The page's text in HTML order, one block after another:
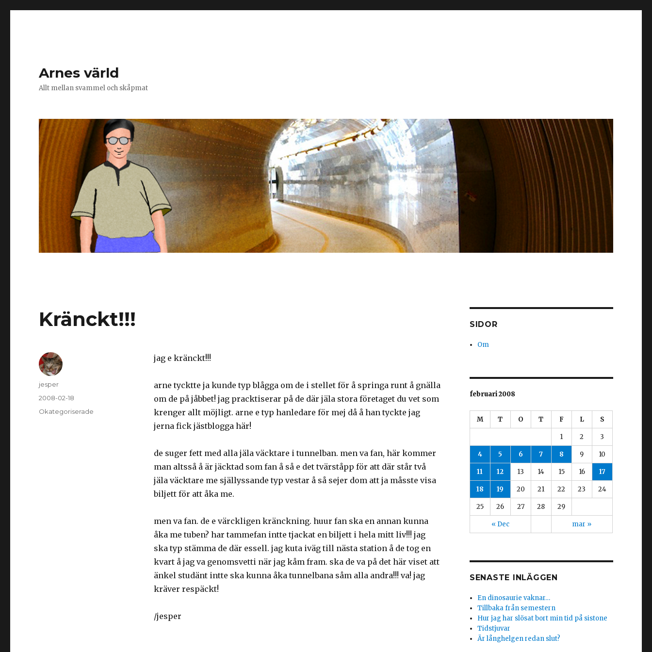
Arnes värld
Allt mellan svammel och skåpmat
Kränckt!!!
jag e kränckt!!!
arne tycktte ja kunde typ blågga om de i stellet för å springa runt å gnälla
om de på jåbbet! jag pracktiserar på de där jäla stora företaget du vet som
krenger allt möjligt. arne e typ hanledare för mej då å han tyckte jag
jerna fick jästblogga här!
de suger fett med alla jäla väcktare i tunnelban. men va fan, här kommer
man altsså å är jäcktad som fan å så e det tvärståpp för att där står två
jäla väcktare me själlyssande typ vestar å så sejer dom att ja måsste visa
biljett för att åka me.
men va fan. de e värckligen kränckning. huur fan ska en annan kunna
åka me tuben? har tammefan intte tjackat en biljett i hela mitt liv!!! jag
ska typ stämma de där essell. jag kuta iväg till nästa station å de tog en
kvart å jag va genomsvetti när jag kåm fram. ska de va på det här viset att
änkel studänt intte ska kunna åka tunnelbana såm alla andra!!! va! jag
kräver respäckt!
/jesper
Författare
jesper
Postat
2008-02-18
Kategorier
Okategoriserade
SIDOR
Om
februari 2008
M T O T F L S
« Dec mar »
1 2 3
4 5 6 7 8 9 10
11 12 13 14 15 16 17
18 19 20 21 22 23 24
25 26 27 28 29
SENASTE INLÄGGEN
En dinosaurie vaknar…
Tillbaka från semestern
Hur jag har slösat bort min tid på sistone
Tidstjuvar
Är långhelgen redan slut?